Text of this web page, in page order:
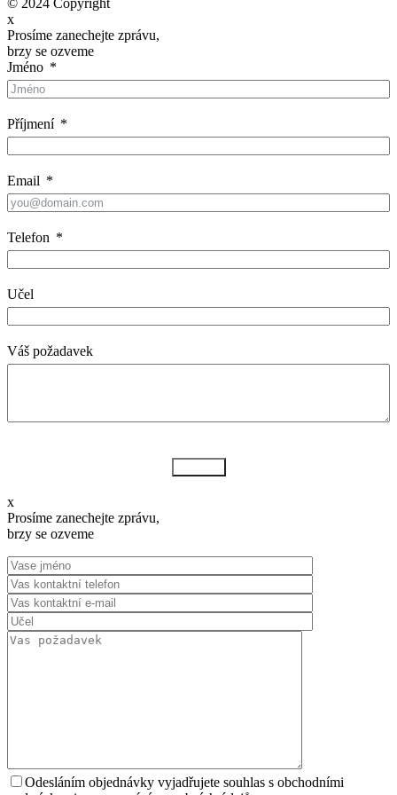
x
Prosíme zanechejte zprávu,
brzy se ozveme
Jméno
Příjmení
Email
Telefon
Učel
Váš požadavek
x
Prosíme zanechejte zprávu,
brzy se ozveme
Odesláním objednávky vyjadřujete souhlas s obchodními